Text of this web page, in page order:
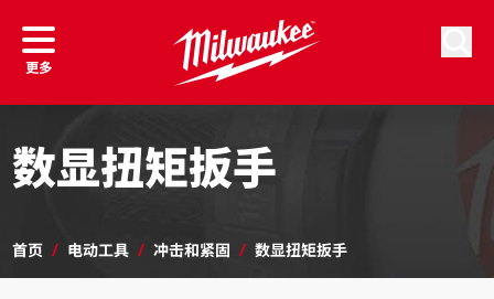
更多
数显扭矩扳手
首页 / 电动工具 / 冲击和紧固 / 数显扭矩扳手